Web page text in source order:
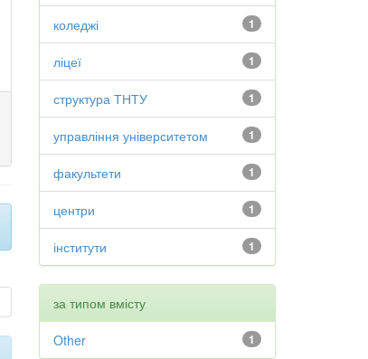
1
коледжі
1
ліцеї
1
структура ТНТУ
1
управління університетом
1
факультети
1
центри
1
інститути
за типом вмісту
1
Other